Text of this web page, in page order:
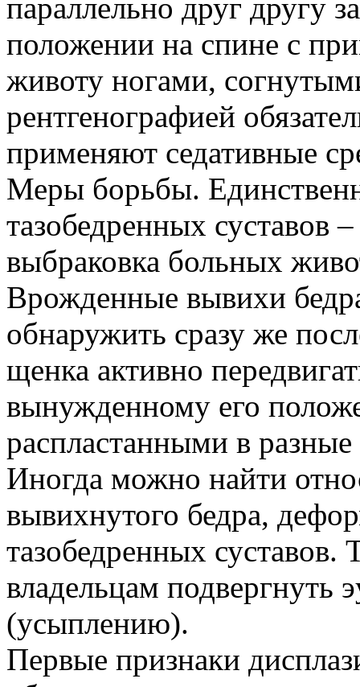
параллельно друг другу
положении на спине с
животу ногами,
рентгенографией
применяют седативные
Меры борьбы.
тазобедренных суставов –
выбраковка больных
Врожденные вывихи
обнаружить сразу же
щенка активно
вынужденному его
распластанными в
Иногда можно найти
вывихнутого бедра,
тазобедренных
владельцам подвергнуть
(усыплению).
Первые признаки